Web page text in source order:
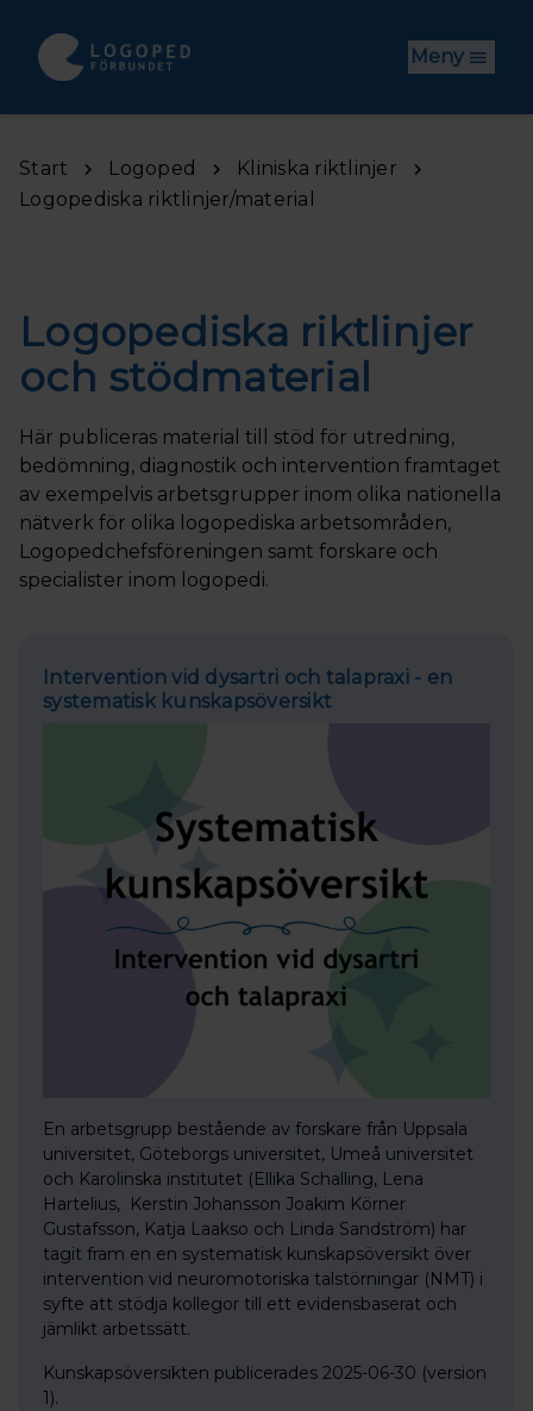
Meny
Start Logoped
Kliniska riktlinjer
Logopediska riktlinjer/material
Logopediska riktlinjer
och stödmaterial
Här publiceras material till stöd för utredning,
bedömning, diagnostik och intervention framtaget
av exempelvis arbetsgrupper inom olika nationella
nätverk för olika logopediska arbetsområden,
Logopedchefsföreningen samt forskare och
specialister inom logopedi.
Intervention vid dysartri och talapraxi - en
systematisk kunskapsöversikt
En arbetsgrupp bestående av forskare från Uppsala
universitet, Göteborgs universitet, Umeå universitet
och Karolinska institutet (Ellika Schalling, Lena
Hartelius, Kerstin Johansson Joakim Körner
Gustafsson, Katja Laakso och Linda Sandström) har
tagit fram en en systematisk kunskapsöversikt över
intervention vid neuromotoriska talstörningar (NMT) i
syfte att stödja kollegor till ett evidensbaserat och
jämlikt arbetssätt.
Kunskapsöversikten publicerades 2025-06-30 (version
1).